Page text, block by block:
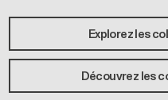
Explorez les
Découvrez les